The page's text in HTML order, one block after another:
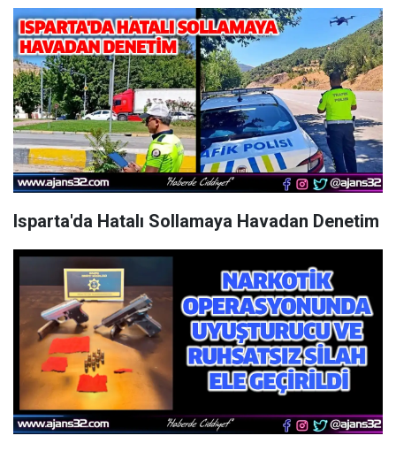
Isparta'da Hatalı Sollamaya Havadan Denetim